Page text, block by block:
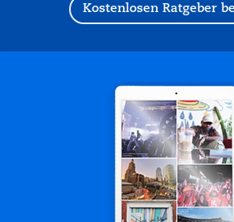
Kostenlosen Ratgeber